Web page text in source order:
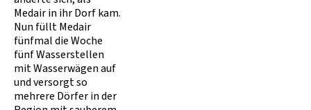
Medair in ihr Dorf kam.
Nun füllt Medair
fünfmal die Woche
fünf Wasserstellen
mit Wasserwägen auf
und versorgt so
mehrere Dörfer in der